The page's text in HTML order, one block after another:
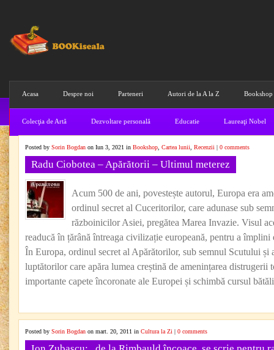
Acasa Despre noi Parteneri Autori de la A la Z Bookshop
Colecţia de Artă Dezvoltare personală Educatie Laureaţi Nobel
Posted by Sorin Bogdan on Iun 3, 2021 in Bookshop Cartea lunii Recenzii | 0 comments
Radu Ciobotea – Apărătorii – Ultimul meterez
Acum 500 de ani, povestește autorul, Europa era
ordinul secret al Cuceritorilor, care adunase sub
războinicilor Asiei, pregătea Marea Invazie. Visul
readucă în țărână întreaga civilizație europeană, pentru a
În Europa, ordinul secret al Apărătorilor, sub semnul Scutului și
luptătorilor care apăra lumea creștină de amenințarea distrugerii
importante capete încoronate ale Europei și schimbă cursul
Posted by Sorin Bogdan on mart. 20, 2011 in Cultura la Zi | 0 comments